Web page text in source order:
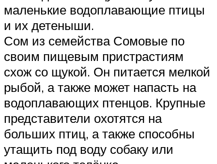
маленькие водоплавающие птицы
и их детеныши.
Сом из семейства Сомовые по
своим пищевым пристрастиям
схож со щукой. Он питается мелкой
рыбой, а также может напасть на
водоплавающих птенцов. Крупные
представители охотятся на
больших птиц, а также способны
утащить под воду собаку или